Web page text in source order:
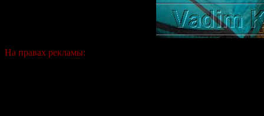
На правах рекламы: